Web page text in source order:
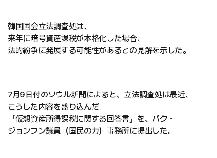
韓国国会立法調査処は、
来年に暗号資産課税が本格化した場合、
法的紛争に発展する可能性があるとの見解を示した。
7月9日付のソウル新聞によると、立法調査処は最近、
こうした内容を盛り込んだ
「仮想資産所得課税に関する回答書」を、パク・
ジョンフン議員（国民の力）事務所に提出した。